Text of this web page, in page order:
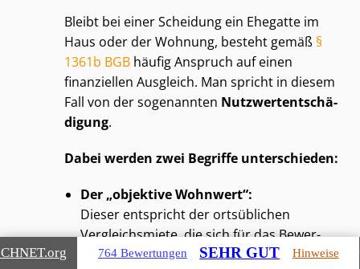
Bleibt bei einer Scheidung ein Ehegatte im
Haus oder der Wohnung, besteht gemäß §
1361b BGB häufig Anspruch auf einen
finanziellen Ausgleich. Man spricht in diesem
Fall von der sogenannten Nutz­wert­ent­schä­
di­gung.
Dabei werden zwei Begriffe unterschieden:
Der „objektive Wohnwert“:
Dieser entspricht der ortsüblichen
Vergleichsmiete, die sich für das Be­wer­
tungs­ob­jekt grundsätzlich erzielen lässt.
.org 764 Bewertungen SEHR GUT Hinweise